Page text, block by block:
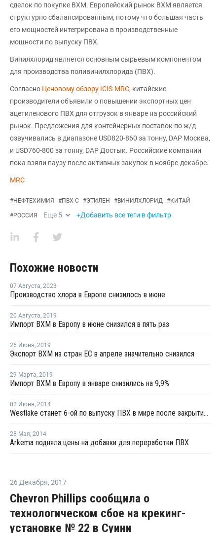
сделок по покупке ВХМ. Европейский рынок ВХМ является
структурно сбалансированным, потому что большая часть
его мощностей интегрирована в производственные
мощности по выпуску ПВХ.
Винилхлорид является основным сырьевым компонентом
для производства поливинилхлорида (ПВХ).
Согласно Ценовому обзору ICIS-MRC, китайские
производители объявили о повышении экспортных цен
ацетиленового ПВХ для отгрузок в январе на российский
рынок. Предложения для контейнерных поставок по ж/д
озвучивались в диапазоне USD820-860 за тонну, DAP Москва,
и USD760-800 за тонну, DAP Достык. Российские компании
пока взяли паузу после активных закупок в ноябре-декабре.
MRC
#НЕФТЕХИМИЯ #ПВХ-С #ЭТИЛЕН #ВИНИЛХЛОРИД #КИТАЙ
#РОССИЯ Еще 5 +Добавить все теги в фильтр
Похожие новости
07 Августа, 2023
Производство хлора в Европе снизилось в июне
20 Августа, 2019
Импорт ВХМ в Европу в июне снизился в пять раз
26 Июня, 2019
Экспорт ВХМ из стран ЕС в апреле значительно снизился
29 Марта, 2019
Импорт ВХМ в Европу в январе снизились на 9,9%
02 Июня, 2014
Westlake станет 6-ой по выпуску ПВХ в мире после закрытия сделки по приобретению Vinnolit
28 Мая, 2014
Arkema подняла цены на добавки для переработки ПВХ
26 Декабря, 2017
Chevron Phillips сообщила о
технологическом сбое на крекинг-
установке № 22 в Суини